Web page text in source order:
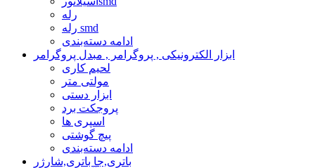
رله
رله smd
ادامه دسته‌بندی
ابزار الکترونیکی , پروگرامر , مبدل پروگرامر
لحیم کاری
مولتی متر
ابزار دستی
پروجکت برد
اسپری ها
پیچ گوشتی
ادامه دسته‌بندی
باتری,جا باتری,شارژر